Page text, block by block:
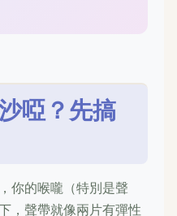
啞？先搞
你的喉嚨（特別是聲
，聲帶就像兩片有彈性